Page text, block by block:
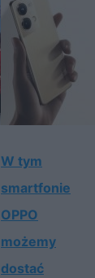
W tym
smartfonie
OPPO
możemy
dostać